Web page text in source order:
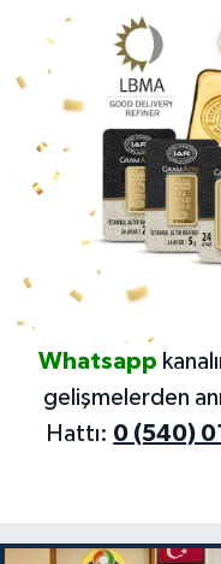
Whatsapp
gelişmelerden
Hattı: 0 (540)